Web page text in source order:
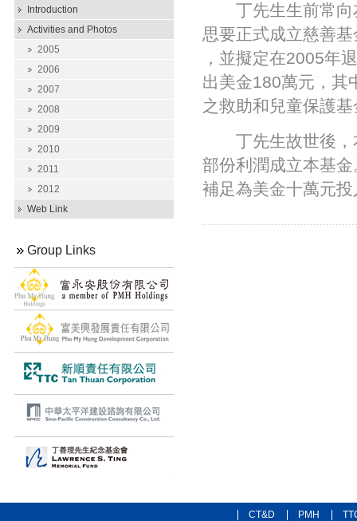
Introduction
Activities and Photos
2005
2006
2007
2008
2009
2010
2011
2012
Web Link
Group Links
丁先生生前常向
思要正式成立慈善
，並擬定在2005年
出美金180萬元，其
之救助和兒童保護基
丁先生故世後，
部份利潤成立本基
補足為美金十萬元
CT&D PMH